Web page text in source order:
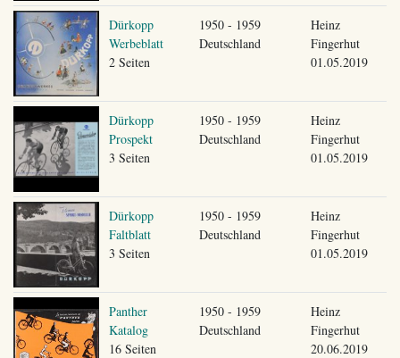
Dürkopp
Werbeblatt
2 Seiten
1950 - 1959
Deutschland
Heinz
Fingerhut
01.05.2019
Dürkopp
Prospekt
3 Seiten
1950 - 1959
Deutschland
Heinz
Fingerhut
01.05.2019
Dürkopp
Faltblatt
3 Seiten
1950 - 1959
Deutschland
Heinz
Fingerhut
01.05.2019
Panther
Katalog
16 Seiten
1950 - 1959
Deutschland
Heinz
Fingerhut
20.06.2019